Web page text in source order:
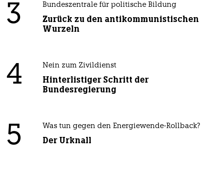
3 Bundeszentrale für politische Bildung
Zurück zu den antikommunistischen
Wurzeln
4 Nein zum Zivildienst
Hinterlistiger Schritt der
Bundesregierung
5 Was tun gegen den Energiewende-Rollback?
Der Urknall